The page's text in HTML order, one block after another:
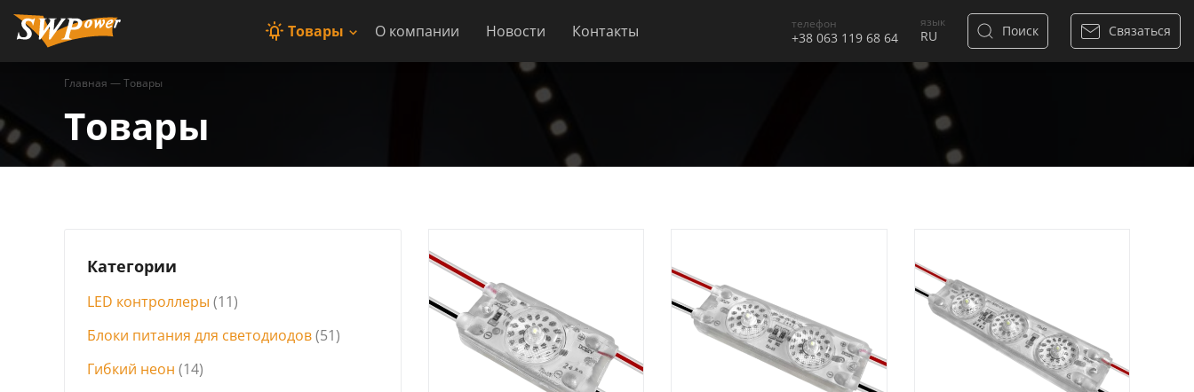
Товары О компании Новости Контакты телефон
+38 063 119 68 64
язык
Поиск Связаться
Главная —Товары
Товары
Категории
LED контроллеры (11)
Блоки питания для светодиодов(51)
Гибкий неон (14)